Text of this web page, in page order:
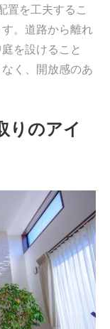
置を工夫するこ
。道路から離れ
を設けること
く、開放感のあ
りのアイ